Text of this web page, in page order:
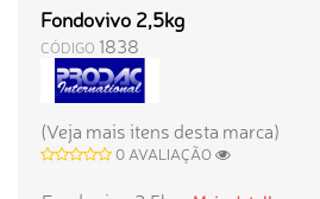
Fondovivo 2,5kg
CÓDIGO 1838
(Veja mais itens desta marca)
0 AVALIAÇÃO